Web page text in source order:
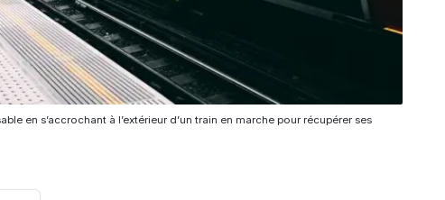
en s’accrochant à l’extérieur d’un train en marche pour récupérer ses